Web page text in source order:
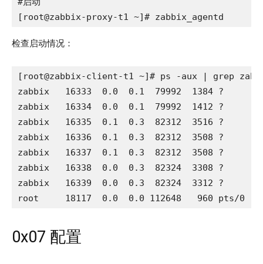
[root@zabbix-proxy-t1 ~]# zabbix_agentd
检查启动情况：
[root@zabbix-client-t1 ~]# ps -aux | grep
zabbix   16333  0.0  0.1  79992  1384 ?
zabbix   16334  0.0  0.1  79992  1412 ?
zabbix   16335  0.1  0.3  82312  3516 ?
zabbix   16336  0.1  0.3  82312  3508 ?
zabbix   16337  0.1  0.3  82312  3508 ?
zabbix   16338  0.0  0.3  82324  3308 ?
zabbix   16339  0.0  0.3  82324  3312 ?
root     18117  0.0  0.0 112648   960 pts/0
0x07 配置